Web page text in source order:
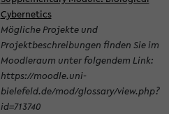
Cybernetics
Mögliche Projekte und
Projektbeschreibungen finden Sie im
Moodleraum unter folgendem Link:
https://moodle.uni-
bielefeld.de/mod/glossary/view.php?
id=713740